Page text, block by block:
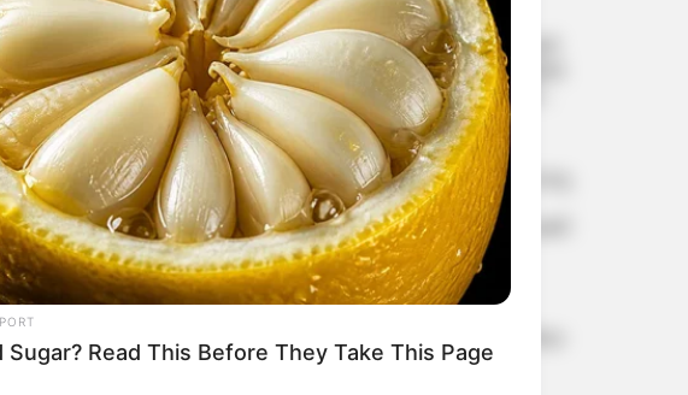
‘ആരെയും ഭയക്കേണ്ട;
നിങ്ങള്‍ക്കൊപ്പം ഞാനുണ്ട്’;
തൃണമൂല്‍, ശിവസേന വിമത
എംപിമാര്‍ക്ക് മോദിയുടെ
ഉറപ്പ്
വിവാഹമോചന ഹര്‍ജി
പിന്‍വലിച്ച് വിജയിയുടെ ഭാര്യ
സംഗീത; കോടതിയില്‍
അറിയിച്ചു, കേസ് തീര്‍പ്പാക്കി
ഫിഫയില്‍
ഇന്‍ഫാന്റിനോയ്‌ക്ക്
കരുത്തായി അര്‍ജന്റീനയും
മെക്സിക്കോയും;
Sugar? Read This Before They Take This Page